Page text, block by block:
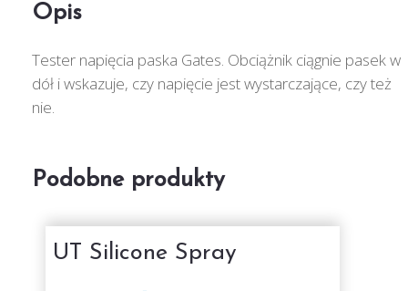
Opis
Tester napięcia paska Gates. Obciążnik ciągnie pasek w
dół i wskazuje, czy napięcie jest wystarczające, czy też
nie.
Podobne produkty
UT Silicone Spray